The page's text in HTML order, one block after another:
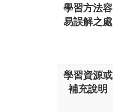
學習方法容
易誤解之處
學習資源或
補充說明